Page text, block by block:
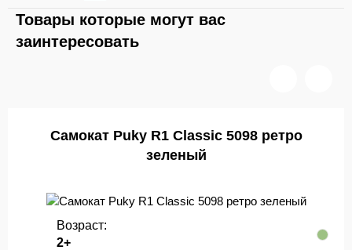
Товары которые могут вас
заинтересовать
Самокат Puky R1 Classic 5098 ретро
зеленый
Возраст:
2+